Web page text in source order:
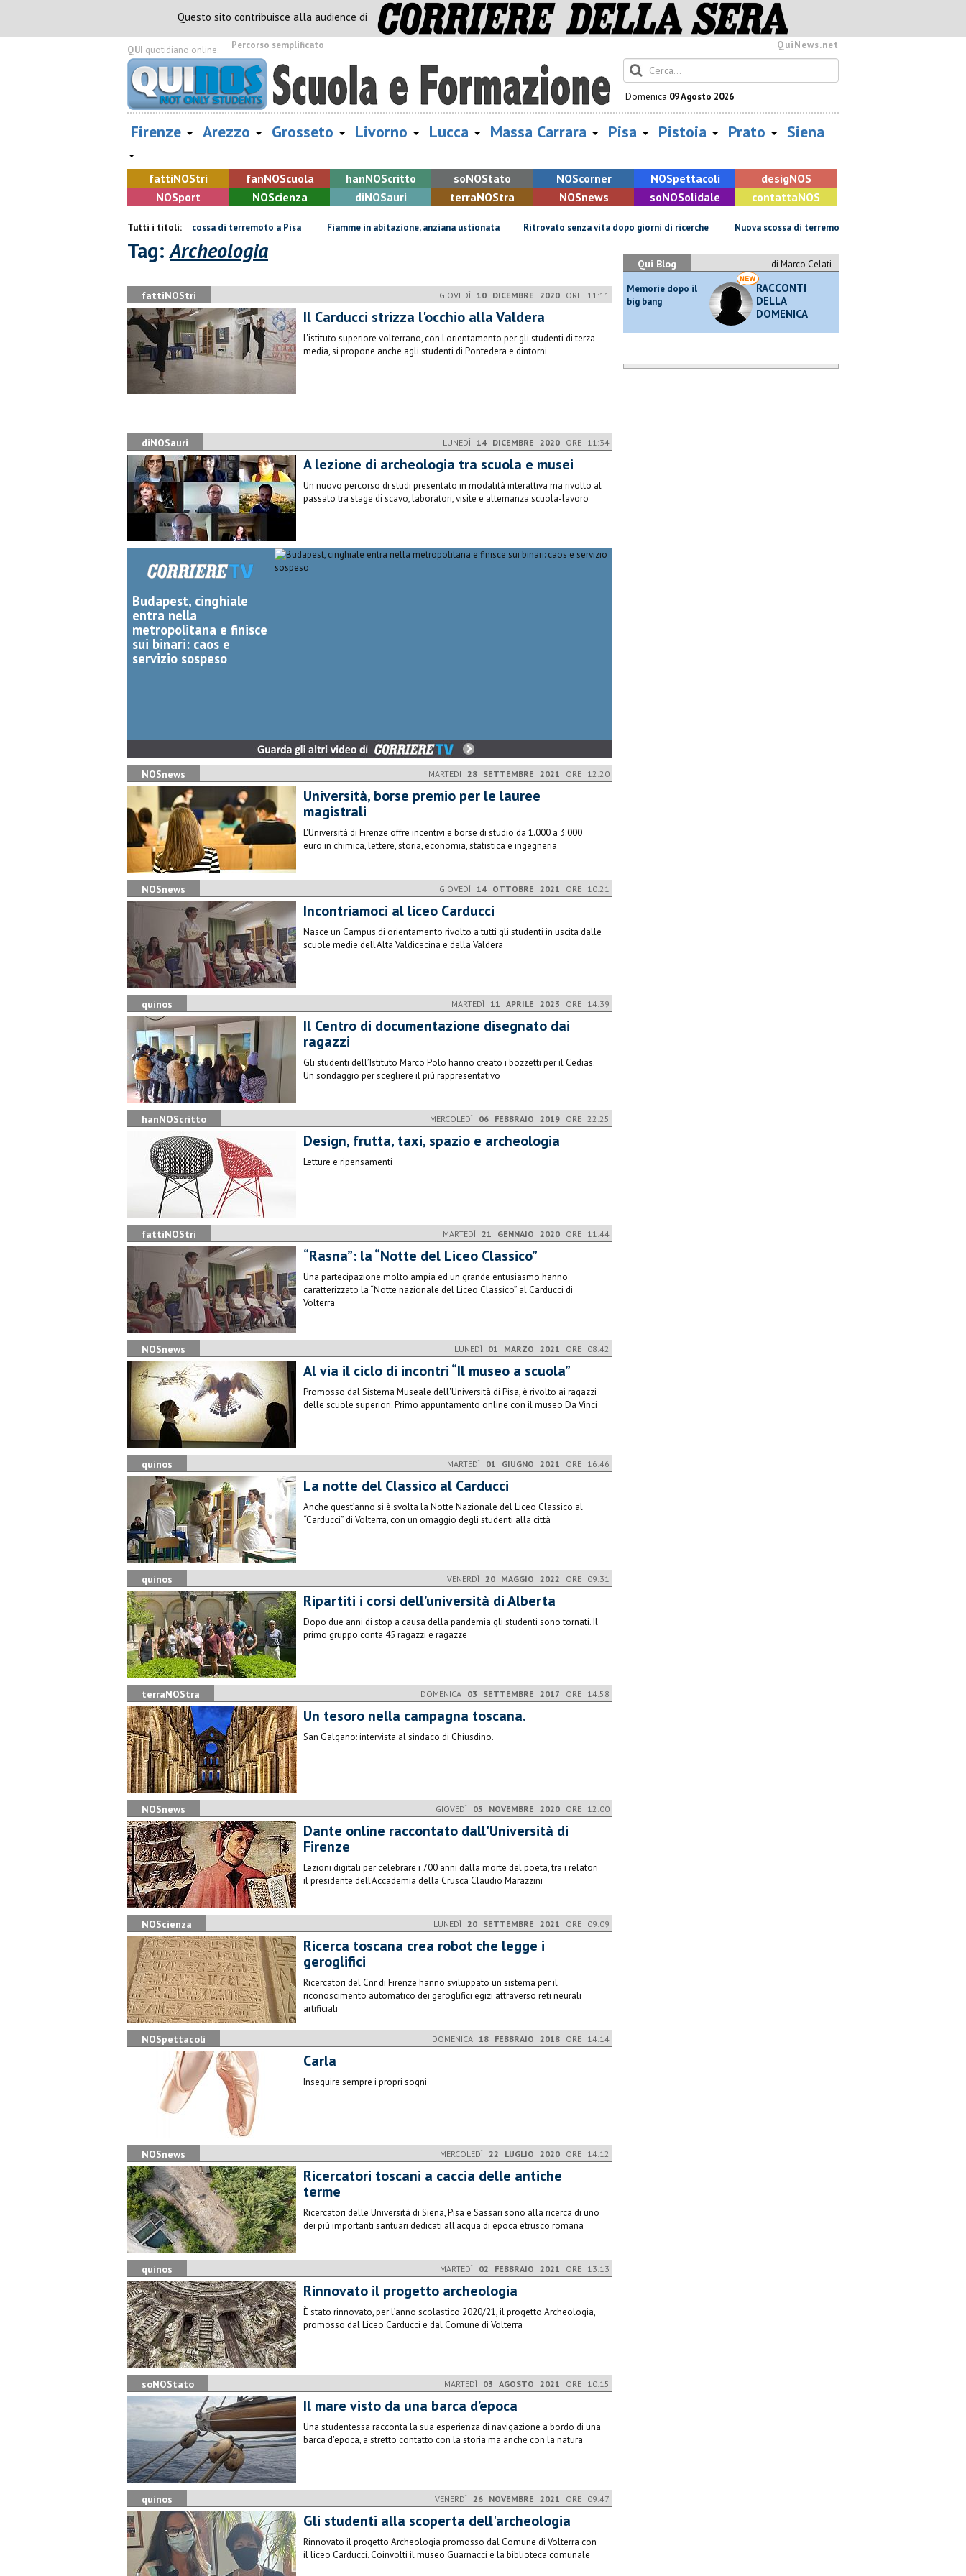
Questo sito contribuisce alla audience di
QUI quotidiano online. Percorso semplificato QuiNews.net
Domenica 09 Agosto 2026
Firenze Arezzo Grosseto Livorno Lucca Massa Carrara Pisa Pistoia Prato Siena
fattiNOStri fanNOScuola hanNOScritto soNOStato NOScorner NOSpettacoli desigNOS
NOSport NOScienza diNOSauri terraNOStra NOSnews soNOSolidale contattaNOS
Tutti i titoli:
Nuova scossa di terremoto a Pisa Fiamme in abitazione, anziana ustionata Ritrovato senza vita dopo giorni di ricerche Nuova scossa di terremoto a Pisa
Tag:Archeologia
fattiNOStri GIOVEDÌ 10 DICEMBRE 2020 ORE 11:11
Il Carducci strizza l'occhio alla Valdera
L'istituto superiore volterrano, con l'orientamento per gli studenti di terza
media, si propone anche agli studenti di Pontedera e dintorni
diNOSauri LUNEDÌ 14 DICEMBRE 2020 ORE 11:34
A lezione di archeologia tra scuola e musei
Un nuovo percorso di studi presentato in modalità interattiva ma rivolto al
passato tra stage di scavo, laboratori, visite e alternanza scuola-lavoro
Budapest, cinghiale
entra nella
metropolitana e finisce
sui binari: caos e
servizio sospeso
NOSnews MARTEDÌ 28 SETTEMBRE 2021 ORE 12:20
​Università, borse premio per le lauree
magistrali
L'Università di Firenze offre incentivi e borse di studio da 1.000 a 3.000
euro in chimica, lettere, storia, economia, statistica e ingegneria
NOSnews GIOVEDÌ 14 OTTOBRE 2021 ORE 10:21
Incontriamoci al liceo Carducci
Nasce un Campus di orientamento rivolto a tutti gli studenti in uscita dalle
scuole medie dell'Alta Valdicecina e della Valdera
quinos MARTEDÌ 11 APRILE 2023 ORE 14:39
Il Centro di documentazione disegnato dai
ragazzi
Gli studenti dell’Istituto Marco Polo hanno creato i bozzetti per il Cedias.
Un sondaggio per scegliere il più rappresentativo
hanNOScritto MERCOLEDÌ 06 FEBBRAIO 2019 ORE 22:25
Design, frutta, taxi, spazio e archeologia
Letture e ripensamenti
fattiNOStri MARTEDÌ 21 GENNAIO 2020 ORE 11:44
“Rasna”: la “Notte del Liceo Classico”
Una partecipazione molto ampia ed un grande entusiasmo hanno
caratterizzato la “Notte nazionale del Liceo Classico” al Carducci di
Volterra
NOSnews LUNEDÌ 01 MARZO 2021 ORE 08:42
Al via il ciclo di incontri “Il museo a scuola”
Promosso dal Sistema Museale dell'Università di Pisa, è rivolto ai ragazzi
delle scuole superiori. Primo appuntamento online con il museo Da Vinci
quinos MARTEDÌ 01 GIUGNO 2021 ORE 16:46
La notte del Classico al Carducci
Anche quest’anno si è svolta la Notte Nazionale del Liceo Classico al
“Carducci” di Volterra, con un omaggio degli studenti alla città
quinos VENERDÌ 20 MAGGIO 2022 ORE 09:31
Ripartiti i corsi dell’università di Alberta
Dopo due anni di stop a causa della pandemia gli studenti sono tornati. Il
primo gruppo conta 45 ragazzi e ragazze
terraNOStra DOMENICA 03 SETTEMBRE 2017 ORE 14:58
Un tesoro nella campagna toscana.
​San Galgano: intervista al sindaco di Chiusdino.
NOSnews GIOVEDÌ 05 NOVEMBRE 2020 ORE 12:00
Dante online raccontato dall'Università di
Firenze
Lezioni digitali per celebrare i 700 anni dalla morte del poeta, tra i relatori
il presidente dell'Accademia della Crusca Claudio Marazzini
NOScienza LUNEDÌ 20 SETTEMBRE 2021 ORE 09:09
Ricerca toscana crea robot che legge i
geroglifici
Ricercatori del Cnr di Firenze hanno sviluppato un sistema per il
riconoscimento automatico dei geroglifici egizi attraverso reti neurali
artificiali
NOSpettacoli DOMENICA 18 FEBBRAIO 2018 ORE 14:14
Carla
Inseguire sempre i propri sogni
NOSnews MERCOLEDÌ 22 LUGLIO 2020 ORE 14:12
Ricercatori toscani a caccia delle antiche
terme
Ricercatori delle Università di Siena, Pisa e Sassari sono alla ricerca di uno
dei più importanti santuari dedicati all'acqua di epoca etrusco romana
quinos MARTEDÌ 02 FEBBRAIO 2021 ORE 13:13
Rinnovato il progetto archeologia
È stato rinnovato, per l’anno scolastico 2020/21, il progetto Archeologia,
promosso dal Liceo Carducci e dal Comune di Volterra
soNOStato MARTEDÌ 03 AGOSTO 2021 ORE 10:15
Il mare visto da una barca d’epoca
Una studentessa racconta la sua esperienza di navigazione a bordo di una
barca d'epoca, a stretto contatto con la storia ma anche con la natura
quinos VENERDÌ 26 NOVEMBRE 2021 ORE 09:47
Gli studenti alla scoperta dell'archeologia
Rinnovato il progetto Archeologia promosso dal Comune di Volterra con
il liceo Carducci. Coinvolti il museo Guarnacci e la biblioteca comunale
Qui Blog
di Marco Celati
Memorie dopo il
big bang
RACCONTI
DELLA
DOMENICA